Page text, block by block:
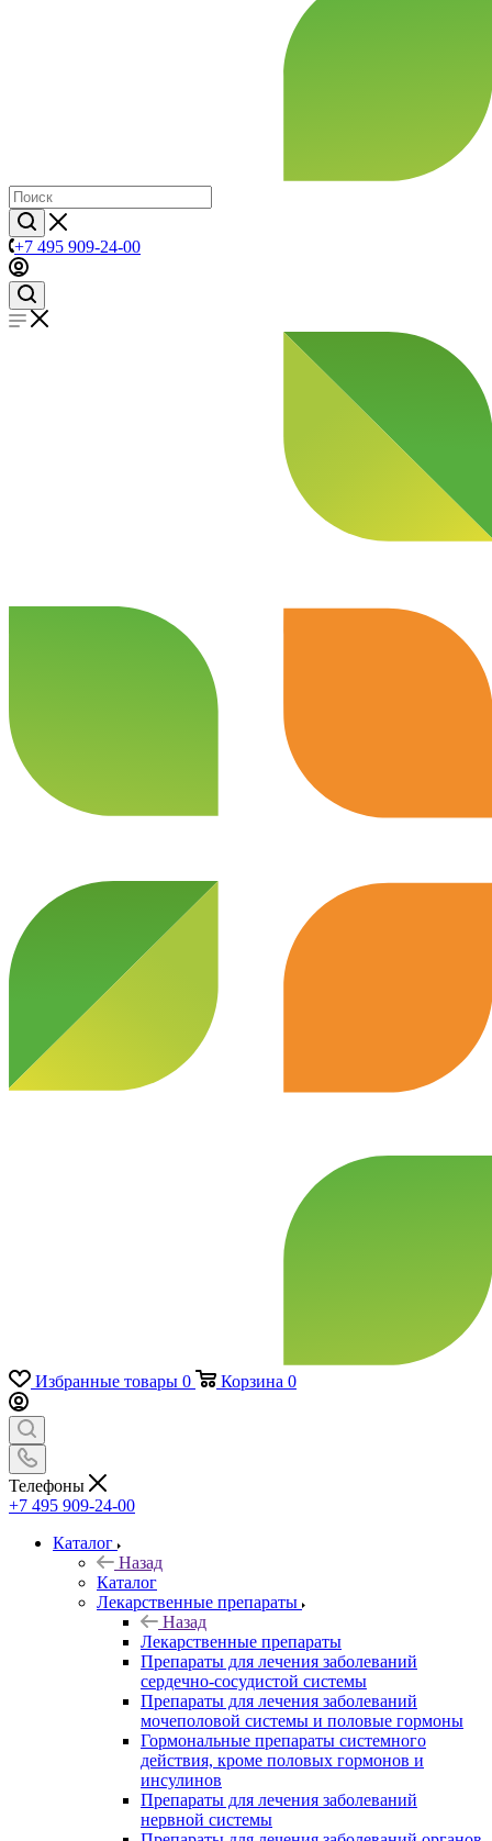
+7 495 909-24-00
Избранные товары 0 Корзина 0
Телефоны
+7 495 909-24-00
Каталог
Назад
Каталог
Лекарственные препараты
Назад
Лекарственные препараты
Препараты для лечения заболеваний
сердечно-сосудистой системы
Препараты для лечения заболеваний
мочеполовой системы и половые гормоны
Гормональные препараты системного
действия, кроме половых гормонов и
инсулинов
Препараты для лечения заболеваний
нервной системы